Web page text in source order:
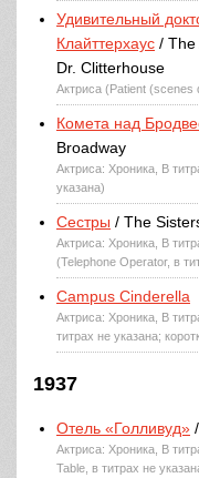
Удивительный
Клайттерхаус / The
Dr. Clitterhouse
Актриса (Patient (scenes
Комета над
Broadway
Актриса: Хроника, В
указана)
Сестры / The
Актриса: Хроника, В
(Telephone Operator, в
Campus Cinderella
Актриса: Хроника, В
титрах не указана;
1937
Отель «Голливуд»
Актриса: Хроника, В
Table, в титрах не